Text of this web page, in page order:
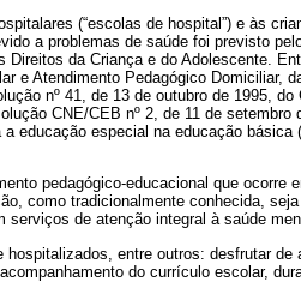
(“escolas de hospital”) e às
a problemas de saúde foi previsto
Direitos da Criança e do Adolescente.
e Atendimento Pedagógico Domiciliar,
nº 41, de 13 de outubro de 1995,
CNE/CEB nº 2, de 11 de setembro
educação especial na educação básica
pedagógico-educacional que ocorre
como tradicionalmente conhecida,
serviços de atenção integral à saúde
entre outros: desfrutar de
do currículo escolar,